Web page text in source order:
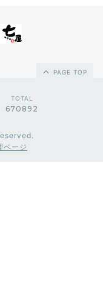
PAGE TOP
TOTAL
670892
ページ